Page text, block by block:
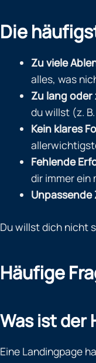
Die
Zu viele
alles, was
Zu lang
du willst (z.
Kein klares
Fehlende
dir immer ein
Du willst dich nicht
Häufige
Was ist der
Eine Landingpage